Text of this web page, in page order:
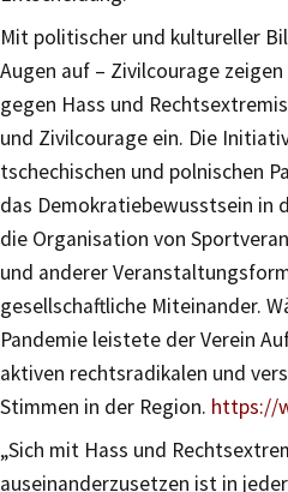
Mit politischer und kultureller
Augen auf – Zivilcourage
gegen Hass und
und Zivilcourage ein. Die
tschechischen und polnischen
das Demokratiebewusstsein in
die Organisation von
und anderer
gesellschaftliche Miteinander.
Pandemie leistete der Verein
aktiven rechtsradikalen und
Stimmen in der Region. https://
„Sich mit Hass und
auseinanderzusetzen ist in